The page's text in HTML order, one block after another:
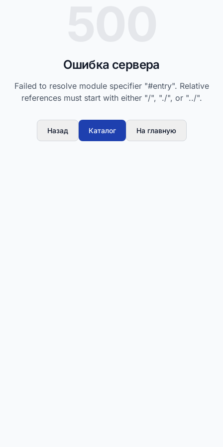
Ошибка сервера
Failed to resolve module specifier "#entry". Relative
references must start with either "/", "./", or "../".
Назад Каталог На главную